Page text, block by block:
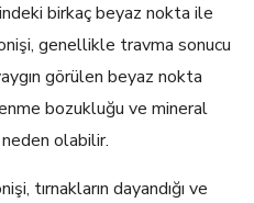
birkaç beyaz nokta ile
genellikle travma sonucu
görülen beyaz nokta
bozukluğu ve mineral
olabilir.
tırnakların dayandığı ve